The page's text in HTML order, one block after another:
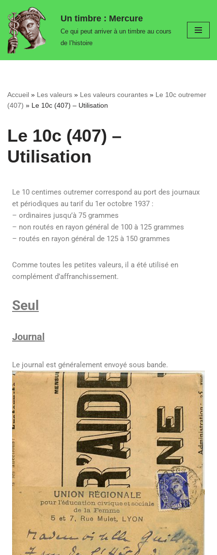
Aller
au
contenu
Un timbre : Mercure
Ce qui peut arriver à un timbre au cours
de l’histoire
Accueil » Les valeurs » Les valeurs courantes » Le 10c outremer
(407) » Le 10c (407) – Utilisation
Le 10c (407) –
Utilisation
Le 10 centimes outremer correspond au port des journaux
et périodiques au tarif du 1er octobre 1937 :
– ordinaires jusqu’à 75 grammes
– non routés en rayon général de 100 à 125 grammes
– routés en rayon général de 125 à 150 grammes
Comme toutes les petites valeurs, il a été utilisé en
complément d’affranchissement.
Seul
Journal
Le journal est généralement envoyé sous bande.